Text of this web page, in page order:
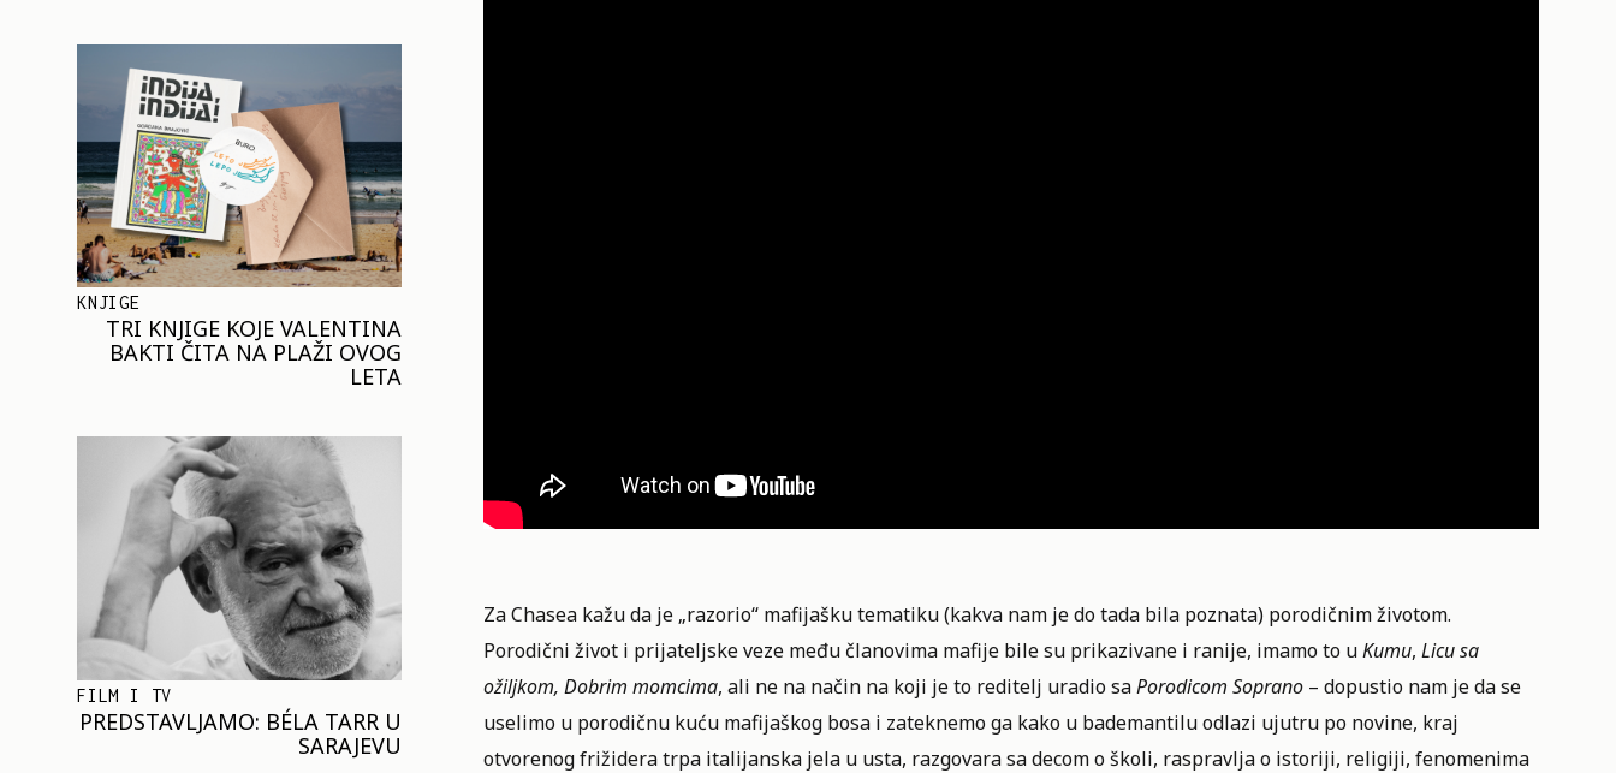
KNJIGE
TRI KNJIGE KOJE VALENTINA
BAKTI ČITA NA PLAŽI OVOG
LETA
FILM I TV
PREDSTAVLJAMO: BÉLA TARR U
SARAJEVU
Za Chasea kažu da je „razorio“ mafijašku tematiku (kakva nam je do tada bila poznata) porodičnim životom.
Porodični život i prijateljske veze među članovima mafije bile su prikazivane i ranije, imamo to uKumu, Licu sa
ožiljkom, Dobrim momcima, ali ne na način na koji je to reditelj uradio saPorodicom Soprano – dopustio nam je da se
uselimo u porodičnu kuću mafijaškog bosa i zateknemo ga kako u bademantilu odlazi ujutru po novine, kraj
otvorenog frižidera trpa italijanska jela u usta, razgovara sa decom o školi, raspravlja o istoriji, religiji, fenomenima